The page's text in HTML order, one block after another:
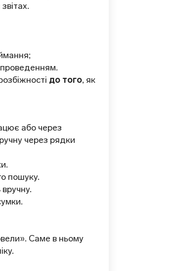
до того, як
або через
через рядки
пошуку.
Саме в ньому